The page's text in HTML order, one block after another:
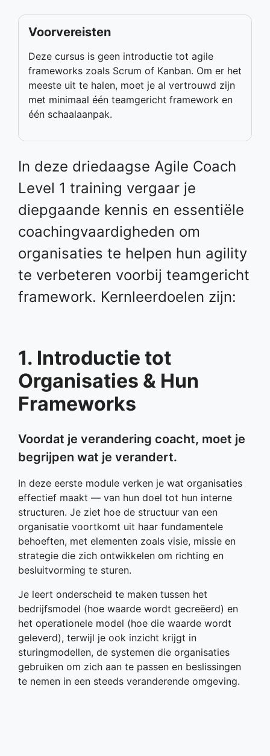
Voorvereisten
Deze cursus is geen introductie tot agile
frameworks zoals Scrum of Kanban. Om er het
meeste uit te halen, moet je al vertrouwd zijn
met minimaal één teamgericht framework en
één schaalaanpak.
In deze driedaagse Agile Coach
Level 1 training vergaar je
diepgaande kennis en essentiële
coachingvaardigheden om
organisaties te helpen hun agility
te verbeteren voorbij teamgericht
framework. Kernleerdoelen zijn:
1. Introductie tot
Organisaties & Hun
Frameworks
Voordat je verandering coacht, moet je
begrijpen wat je verandert.
In deze eerste module verken je wat organisaties
effectief maakt — van hun doel tot hun interne
structuren. Je ziet hoe de structuur van een
organisatie voortkomt uit haar fundamentele
behoeften, met elementen zoals visie, missie en
strategie die zich ontwikkelen om richting en
besluitvorming te sturen.
Je leert onderscheid te maken tussen het
bedrijfsmodel (hoe waarde wordt gecreëerd) en
het operationele model (hoe die waarde wordt
geleverd), terwijl je ook inzicht krijgt in
sturingmodellen, de systemen die organisaties
gebruiken om zich aan te passen en beslissingen
te nemen in een steeds veranderende omgeving.